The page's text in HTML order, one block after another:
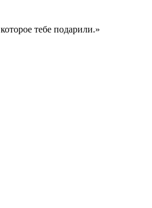
тебе подарили.»